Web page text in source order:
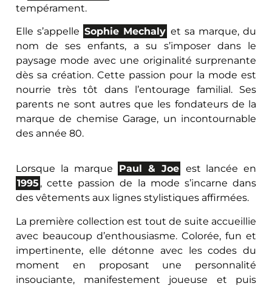
tempérament.
Elle s’appelle Sophie Mechaly et sa marque, du
nom de ses enfants, a su s’imposer dans le
paysage mode avec une originalité surprenante
dès sa création. Cette passion pour la mode est
nourrie très tôt dans l’entourage familial. Ses
parents ne sont autres que les fondateurs de la
marque de chemise Garage, un incontournable
des année 80.
Lorsque la marque Paul & Joe est lancée en
1995 , cette passion de la mode s’incarne dans
des vêtements aux lignes stylistiques affirmées.
La première collection est tout de suite accueillie
avec beaucoup d’enthousiasme. Colorée, fun et
impertinente, elle détonne avec les codes du
moment en proposant une personnalité
insouciante, manifestement joueuse et puis